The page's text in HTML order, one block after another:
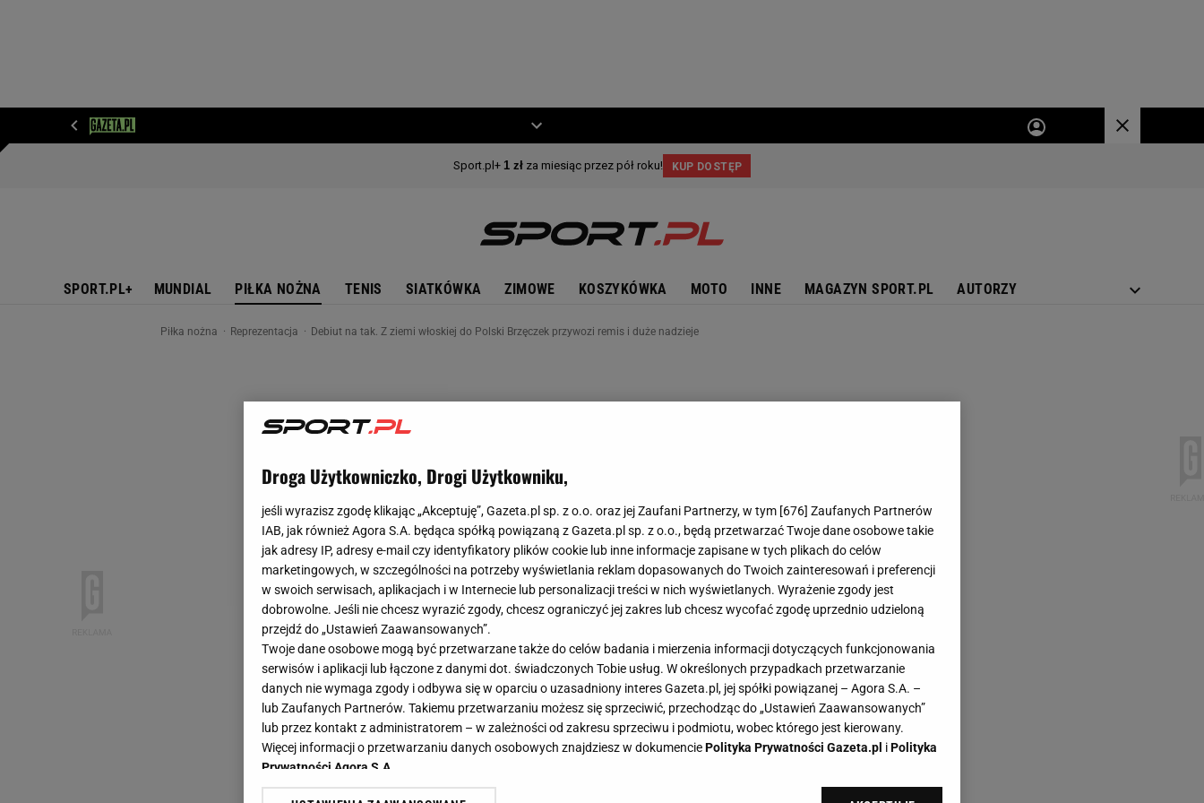
SPORT.PL+ MUNDIAL PIŁKA NOŻNA TENIS SIATKÓWKA ZIMOWE KOSZYKÓWKA MOTO INNE MAGAZYN SPORT.PL AUTORZY
Piłka nożna Reprezentacja Debiut na tak. Z ziemi włoskiej do Polski Brzęczek przywozi remis i duże nadzieje
Droga Użytkowniczko, Drogi Użytkowniku,
jeśli wyrazisz zgodę klikając „Akceptuję”, Gazeta.pl sp. z o.o. oraz jej Zaufani Partnerzy, w tym [676] Zaufanych Partnerów
IAB, jak również Agora S.A. będąca spółką powiązaną z Gazeta.pl sp. z o.o., będą przetwarzać Twoje dane osobowe takie
jak adresy IP, adresy e-mail czy identyfikatory plików cookie lub inne informacje zapisane w tych plikach do celów
marketingowych, w szczególności na potrzeby wyświetlania reklam dopasowanych do Twoich zainteresowań i preferencji
w swoich serwisach, aplikacjach i w Internecie lub personalizacji treści w nich wyświetlanych. Wyrażenie zgody jest
dobrowolne. Jeśli nie chcesz wyrazić zgody, chcesz ograniczyć jej zakres lub chcesz wycofać zgodę uprzednio udzieloną
przejdź do „Ustawień Zaawansowanych”.
Twoje dane osobowe mogą być przetwarzane także do celów badania i mierzenia informacji dotyczących funkcjonowania
serwisów i aplikacji lub łączone z danymi dot. świadczonych Tobie usług. W określonych przypadkach przetwarzanie
danych nie wymaga zgody i odbywa się w oparciu o uzasadniony interes Gazeta.pl, jej spółki powiązanej – Agora S.A. –
lub Zaufanych Partnerów. Takiemu przetwarzaniu możesz się sprzeciwić, przechodząc do „Ustawień Zaawansowanych”
lub przez kontakt z administratorem – w zależności od zakresu sprzeciwu i podmiotu, wobec którego jest kierowany.
Więcej informacji o przetwarzaniu danych osobowych znajdziesz w dokumenciePolityka Prywatności Gazeta.pl iPolityka
Prywatności Agora S.A.